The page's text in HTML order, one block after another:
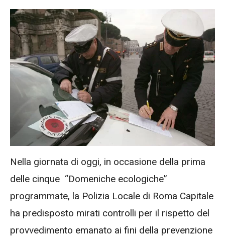
Nella giornata di oggi, in occasione della prima
delle cinque “Domeniche ecologiche”
programmate, la Polizia Locale di Roma Capitale
ha predisposto mirati controlli per il rispetto del
provvedimento emanato ai fini della prevenzione